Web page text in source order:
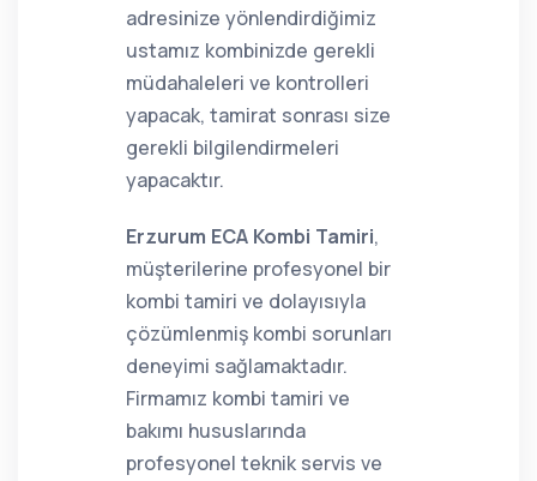
adresinize yönlendirdiğimiz
ustamız kombinizde gerekli
müdahaleleri ve kontrolleri
yapacak, tamirat sonrası size
gerekli bilgilendirmeleri
yapacaktır.
Erzurum ECA Kombi Tamiri,
müşterilerine profesyonel bir
kombi tamiri ve dolayısıyla
çözümlenmiş kombi sorunları
deneyimi sağlamaktadır.
Firmamız kombi tamiri ve
bakımı hususlarında
profesyonel teknik servis ve